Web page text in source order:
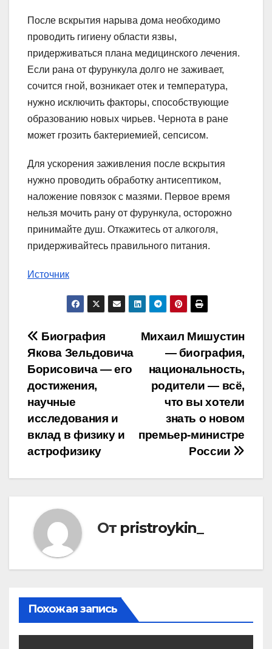
После вскрытия нарыва дома необходимо
проводить гигиену области язвы,
придерживаться плана медицинского лечения.
Если рана от фурункула долго не заживает,
сочится гной, возникает отек и температура,
нужно исключить факторы, способствующие
образованию новых чирьев. Чернота в ране
может грозить бактериемией, сепсисом.
Для ускорения заживления после вскрытия
нужно проводить обработку антисептиком,
наложение повязок с мазями. Первое время
нельзя мочить рану от фурункула, осторожно
принимайте душ. Откажитесь от алкоголя,
придерживайтесь правильного питания.
Источник
Навигация
по
записям
Михаил Мишустин
— биография,
национальность,
родители — всё,
что вы хотели
знать о новом
премьер-министре
России
Биография
Якова Зельдовича
Борисовича — его
достижения,
научные
исследования и
вклад в физику и
астрофизику
От pristroykin_
Похожая запись